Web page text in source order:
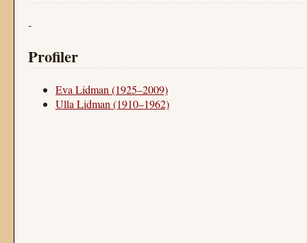
-
Profiler
Eva Lidman (1925–2009)
Ulla Lidman (1910–1962)